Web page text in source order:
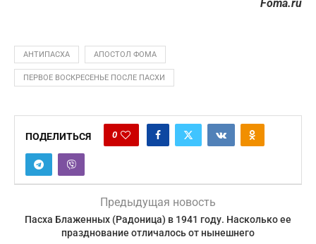
Foma.ru
АНТИПАСХА АПОСТОЛ ФОМА
ПЕРВОЕ ВОСКРЕСЕНЬЕ ПОСЛЕ ПАСХИ
ПОДЕЛИТЬСЯ 0
Предыдущая новость
Пасха Блаженных (Радоница) в 1941 году. Насколько ее
празднование отличалось от нынешнего